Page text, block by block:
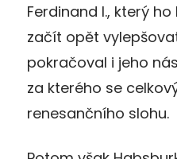
Ferdinand I., který
začít opět
pokračoval i jeho
za kterého se
renesančního slohu.